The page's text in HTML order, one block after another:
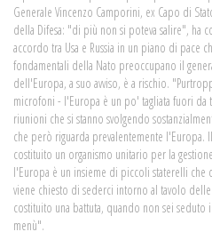
Generale Vincenzo Camporini, ex Capo di
della Difesa: "di più non si poteva salire", ha
accordo tra Usa e Russia in un piano di pace
fondamentali della Nato preoccupano il
dell'Europa, a suo avviso, è a rischio.
microfoni - l'Europa è un po' tagliata fuori
riunioni che si stanno svolgendo
che però riguarda prevalentemente l'Europa.
costituito un organismo unitario per la
l'Europa è un insieme di piccoli staterelli
viene chiesto di sederci intorno al tavolo
costituito una battuta, quando non sei
menù".